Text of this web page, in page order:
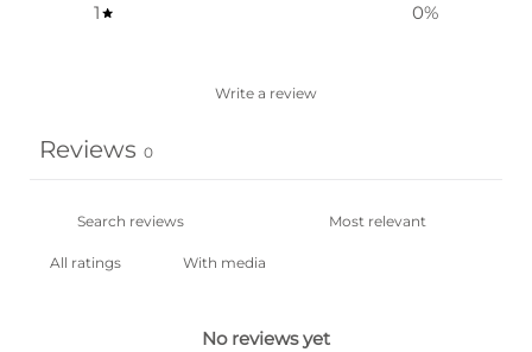
1
0%
Write a review
Reviews 0
With media
No reviews yet